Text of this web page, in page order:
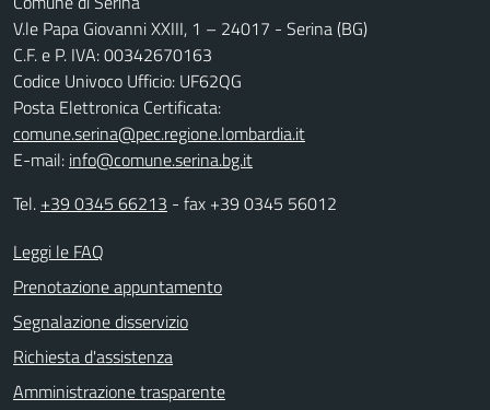
V.le Papa Giovanni XXIII, 1 – 24017 - Serina (BG)
C.F. e P. IVA: 00342670163
Codice Univoco Ufficio: UF62QG
Posta Elettronica Certificata:
comune.serina@pec.regione.lombardia.it
E-mail: info@comune.serina.bg.it
Tel. +39 0345 66213 - fax +39 0345 56012
Leggi le FAQ
Prenotazione appuntamento
Segnalazione disservizio
Richiesta d'assistenza
Amministrazione trasparente